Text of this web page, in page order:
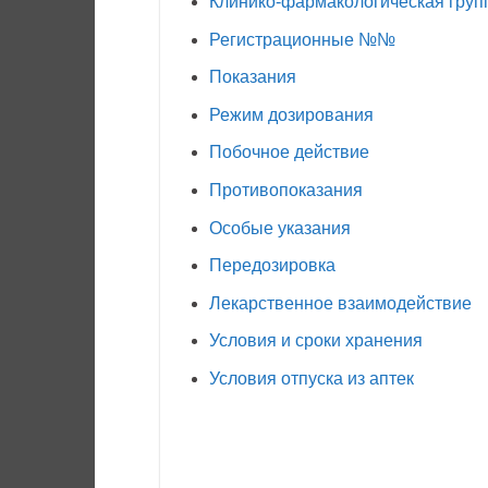
Регистрационные №№
Показания
Режим дозирования
Побочное действие
Противопоказания
Особые указания
Передозировка
Лекарственное взаимодействие
Условия и сроки хранения
Условия отпуска из аптек